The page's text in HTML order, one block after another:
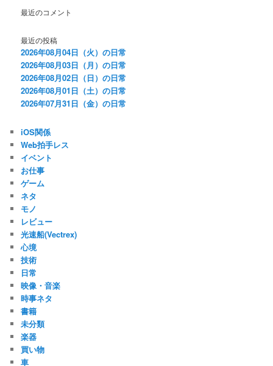
最近のコメント
最近の投稿
2026年08月04日（火）の日常
2026年08月03日（月）の日常
2026年08月02日（日）の日常
2026年08月01日（土）の日常
2026年07月31日（金）の日常
iOS関係
Web拍手レス
イベント
お仕事
ゲーム
ネタ
モノ
レビュー
光速船(Vectrex)
心境
技術
日常
映像・音楽
時事ネタ
書籍
未分類
楽器
買い物
車